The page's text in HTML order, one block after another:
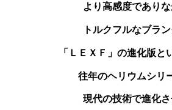
より高感度であり
トルクフルなブラ
「ＬＥＸＦ」の進化版と
往年のヘリウムシリ
現代の技術で進化